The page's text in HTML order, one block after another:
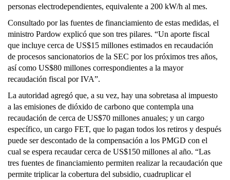
personas electrodependientes, equivalente a 200 kW/h al mes.
Consultado por las fuentes de financiamiento de estas medidas, el
ministro Pardow explicó que son tres pilares. “Un aporte fiscal
que incluye cerca de US$15 millones estimados en recaudación
de procesos sancionatorios de la SEC por los próximos tres años,
así como US$80 millones correspondientes a la mayor
recaudación fiscal por IVA”.
La autoridad agregó que, a su vez, hay una sobretasa al impuesto
a las emisiones de dióxido de carbono que contempla una
recaudación de cerca de US$70 millones anuales; y un cargo
específico, un cargo FET, que lo pagan todos los retiros y después
puede ser descontado de la compensación a los PMGD con el
cual se espera recaudar cerca de US$150 millones al año. “Las
tres fuentes de financiamiento permiten realizar la recaudación que
permite triplicar la cobertura del subsidio, cuadruplicar el